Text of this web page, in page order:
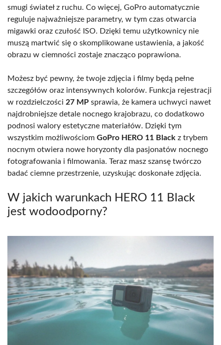
smugi świateł z ruchu. Co więcej, GoPro automatycznie
reguluje najważniejsze parametry, w tym czas otwarcia
migawki oraz czułość ISO. Dzięki temu użytkownicy nie
muszą martwić się o skomplikowane ustawienia, a jakość
obrazu w ciemności zostaje znacząco poprawiona.
Możesz być pewny, że twoje zdjęcia i filmy będą pełne
szczegółów oraz intensywnych kolorów. Funkcja rejestracji
w rozdzielczości 27 MP sprawia, że kamera uchwyci nawet
najdrobniejsze detale nocnego krajobrazu, co dodatkowo
podnosi walory estetyczne materiałów. Dzięki tym
wszystkim możliwościom GoPro HERO 11 Black z trybem
nocnym otwiera nowe horyzonty dla pasjonatów nocnego
fotografowania i filmowania. Teraz masz szansę twórczo
badać ciemne przestrzenie, uzyskując doskonałe zdjęcia.
W jakich warunkach HERO 11 Black
jest wodoodporny?